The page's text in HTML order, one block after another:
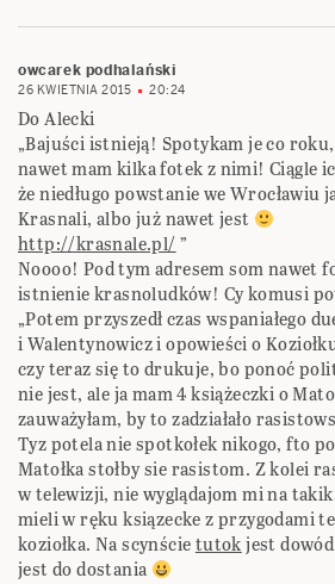
owcarek podhalański
26 KWIETNIA 2015 20:24
Do Alecki
„Bajuści istnieją! Spotykam je co
nawet mam kilka fotek z nimi! Ciągle
że niedługo powstanie we Wrocławiu
Krasnali, albo już nawet jest
http://krasnale.pl/”
Noooo! Pod tym adresem som nawet
istnienie krasnoludków! Cy komusi
„Potem przyszedł czas wspaniałego
i Walentynowicz i opowieści o
czy teraz się to drukuje, bo ponoć
nie jest, ale ja mam 4 książeczki o
zauważyłam, by to zadziałało
Tyz potela nie spotkołek nikogo, fto
Matołka stołby sie rasistom. Z kolei
w telewizji, nie wyglądajom mi na
mieli w ręku ksiązecke z przygodami
koziołka. Na scynścietutokjest
jest do dostania